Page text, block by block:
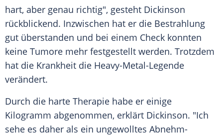
hart, aber genau richtig", gesteht Dickinson
rückblickend. Inzwischen hat er die Bestrahlung
gut überstanden und bei einem Check konnten
keine Tumore mehr festgestellt werden. Trotzdem
hat die Krankheit die Heavy-Metal-Legende
verändert.
Durch die harte Therapie habe er einige
Kilogramm abgenommen, erklärt Dickinson. "Ich
sehe es daher als ein ungewolltes Abnehm-